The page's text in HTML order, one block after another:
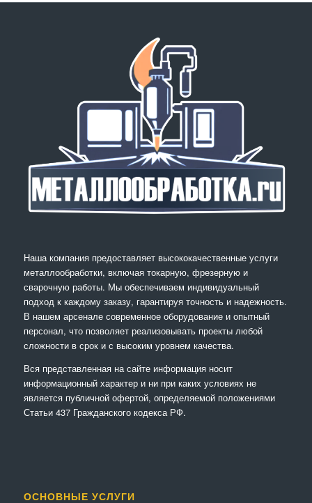
Наша компания предоставляет высококачественные услуги
металлообработки, включая токарную, фрезерную и
сварочную работы. Мы обеспечиваем индивидуальный
подход к каждому заказу, гарантируя точность и надежность.
В нашем арсенале современное оборудование и опытный
персонал, что позволяет реализовывать проекты любой
сложности в срок и с высоким уровнем качества.
Вся представленная на сайте информация носит
информационный характер и ни при каких условиях не
является публичной офертой, определяемой положениями
Статьи 437 Гражданского кодекса РФ.
ОСНОВНЫЕ УСЛУГИ